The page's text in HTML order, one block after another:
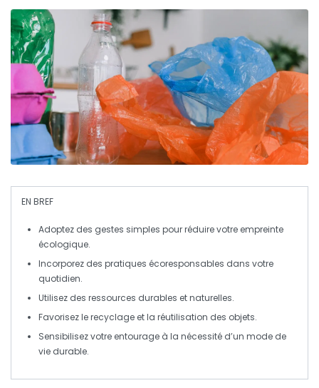
EN BREF
Adoptez des gestes simples pour réduire votre empreinte
écologique.
Incorporez des pratiques écoresponsables dans votre
quotidien.
Utilisez des ressources durables etnaturelles.
Favorisez lerecyclage et la réutilisation des objets.
Sensibilisezvotre entourage à la nécessité d’un mode de
vie durable.